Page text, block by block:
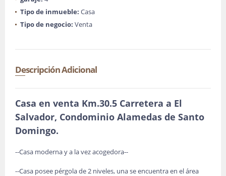
Tipo de inmueble: Casa
Tipo de negocio: Venta
Descripción Adicional
Casa en venta Km.30.5 Carretera a El
Salvador, Condominio Alamedas de Santo
Domingo.
--Casa moderna y a la vez acogedora--
--Casa posee pérgola de 2 niveles, una se encuentra en el área